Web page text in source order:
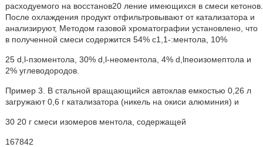
расходуемого на восстанов20 ление имеющихся в смеси кетонов.
После охлаждения продукт отфильтровывают от катализатора и
анализируют, Методом газовой хроматографии установлено, что
в полученной смеси содержится 54% с1,1-:ментола, 10%
25 d,l-пзоментола, 30% d,l-неоментола, 4% d,lпеоизомептола и
2% углеводородов.
Пример 3. В стальной вращающийся автоклав емкостью 0,26 л
загружают 0,6 г катализатора (никель на окиси алюминия) и
30 20 г смеси изомеров ментола, содержащей
167842